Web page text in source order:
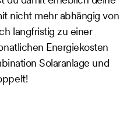
nicht mehr abhängig von
langfristig zu einer
Energiekosten
Solaranlage und